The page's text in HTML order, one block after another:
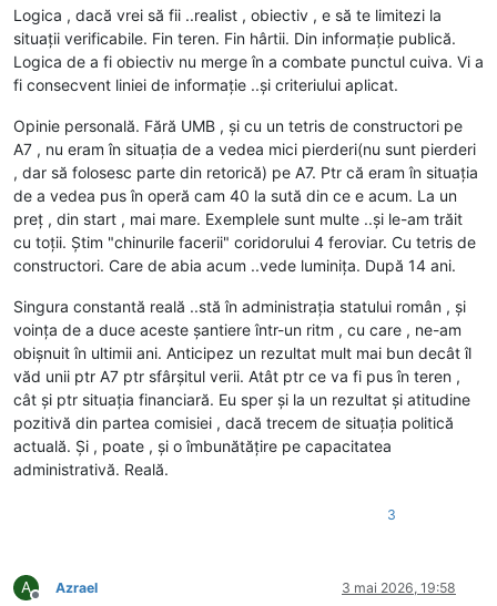
Logica , dacă vrei să fii ..realist , obiectiv , e să te limitezi la
situații verificabile. Fin teren. Fin hârtii. Din informație publică.
Logica de a fi obiectiv nu merge în a combate punctul cuiva. Vi a
fi consecvent liniei de informație ..și criteriului aplicat.
Opinie personală. Fără UMB , și cu un tetris de constructori pe
A7 , nu eram în situația de a vedea mici pierderi(nu sunt pierderi
, dar să folosesc parte din retorică) pe A7. Ptr că eram în situația
de a vedea pus în operă cam 40 la sută din ce e acum. La un
preț , din start , mai mare. Exemplele sunt multe ..și le-am trăit
cu toții. Știm "chinurile facerii" coridorului 4 feroviar. Cu tetris de
constructori. Care de abia acum ..vede luminița. După 14 ani.
Singura constantă reală ..stă în administrația statului român , și
voința de a duce aceste șantiere într-un ritm , cu care , ne-am
obișnuit în ultimii ani. Anticipez un rezultat mult mai bun decât îl
văd unii ptr A7 ptr sfârșitul verii. Atât ptr ce va fi pus în teren ,
cât și ptr situația financiară. Eu sper și la un rezultat și atitudine
pozitivă din partea comisiei , dacă trecem de situația politică
actuală. Și , poate , și o îmbunătățire pe capacitatea
administrativă. Reală.
3
A Azrael 3 mai 2026, 19:58